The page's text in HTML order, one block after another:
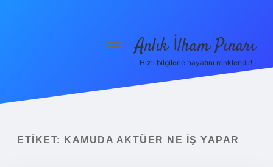
Yasal Uyarı
menüyüAnlık İlham Pınarı
Hızlı bilgilerle hayatını renklendir!
ETIKET: KAMUDA AKTÜER NE IŞ YAPAR